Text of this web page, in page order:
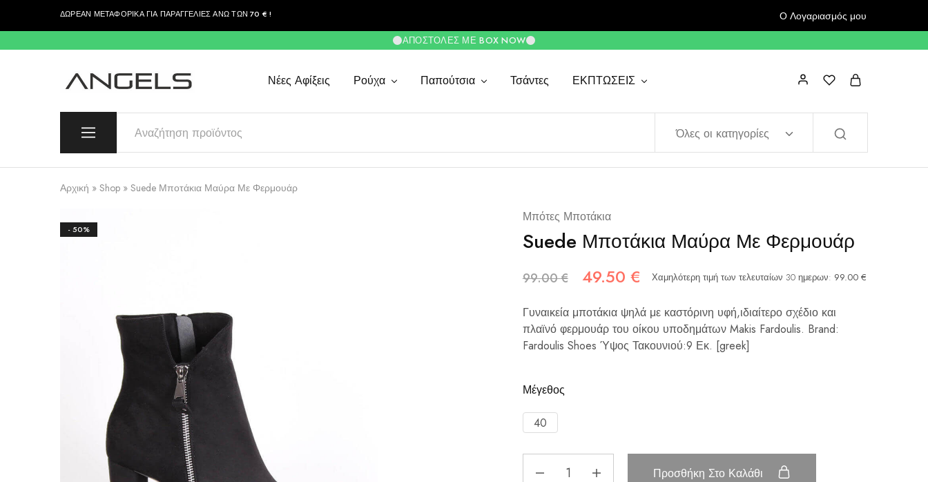
περιεχόμενοΔΩΡΕΑΝ ΜΕΤΑΦΟΡΙΚΑ ΓΙΑ ΠΑΡΑΓΓΕΛΙΕΣ ΑΝΩ ΤΩΝ 70 € ! Ο Λογαριασμός μου
ΑΠΟΣΤΟΛΈΣ ΜΕ BOX NOW
Angels
Greek
Quality
Νέες Αφίξεις Ρούχα Παπούτσια Τσάντες ΕΚΠΤΩΣΕΙΣ
Όλες οι κατηγορίες
Αρχική » Shop » Suede Μποτάκια Μαύρα Με Φερμουάρ
- 50%
Μπότες Μποτάκια
Suede Μποτάκια Μαύρα Με Φερμουάρ
99.00€ 49.50 € Χαμηλότερη τιμή των τελευταίων 30 ημερων: 99.00 €
Γυναικεία μποτάκια ψηλά με καστόρινη υφή,ιδιαίτερο σχέδιο και
πλαϊνό φερμουάρ του οίκου υποδημάτων Makis Fardoulis. Brand:
Fardoulis Shoes Ύψος Τακουνιού:9 Εκ. [greek]
Μέγεθος
40
Προσθήκη Στο Καλάθι